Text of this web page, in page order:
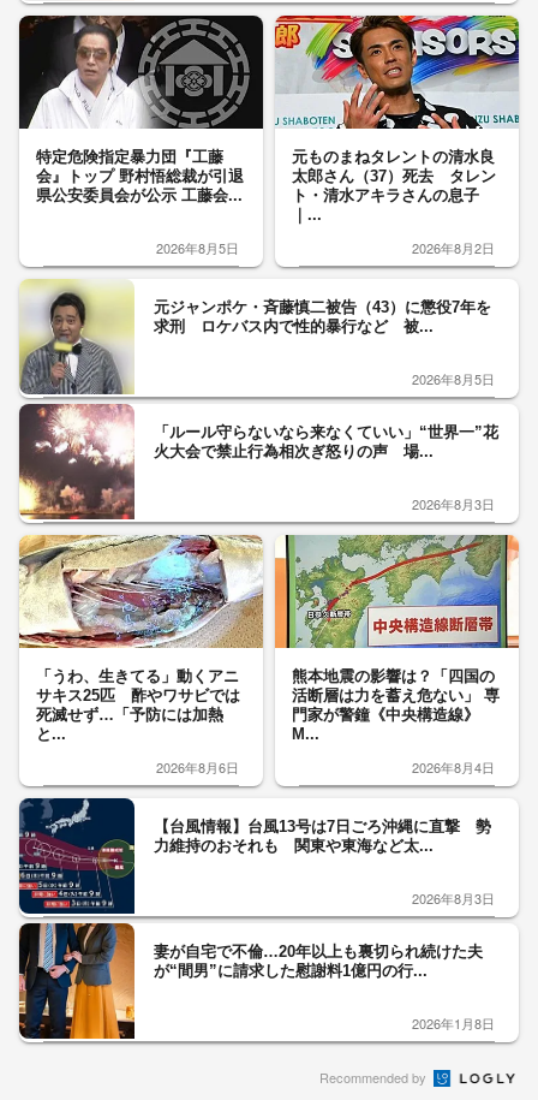
特定危険指定暴力団『工藤
会』トップ 野村悟総裁が引退
県公安委員会が公示 工藤会...
2026年8月5日
元ものまねタレントの清水良
太郎さん（37）死去 タレン
ト・清水アキラさんの息子
｜...
2026年8月2日
元ジャンポケ・斉藤慎二被告（43）に懲役7年を
求刑 ロケバス内で性的暴行など 被...
2026年8月5日
「ルール守らないなら来なくていい」“世界一”花
火大会で禁止行為相次ぎ怒りの声 場...
2026年8月3日
「うわ、生きてる」動くアニ
サキス25匹 酢やワサビでは
死滅せず…「予防には加熱
と...
2026年8月6日
熊本地震の影響は？「四国の
活断層は力を蓄え危ない」 専
門家が警鐘《中央構造線》
M...
2026年8月4日
【台風情報】台風13号は7日ごろ沖縄に直撃 勢
力維持のおそれも 関東や東海など太...
2026年8月3日
妻が自宅で不倫…20年以上も裏切られ続けた夫
が“間男”に請求した慰謝料1億円の行...
2026年1月8日
Recommended by